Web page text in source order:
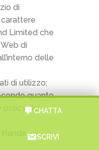
di
Limited che
di
delle
di utilizzo;
quanto
policy del
–
CHATTA
SCRIVI